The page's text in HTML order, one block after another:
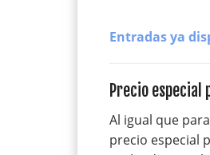
Entradas ya
Precio especial
Al igual que
precio especial